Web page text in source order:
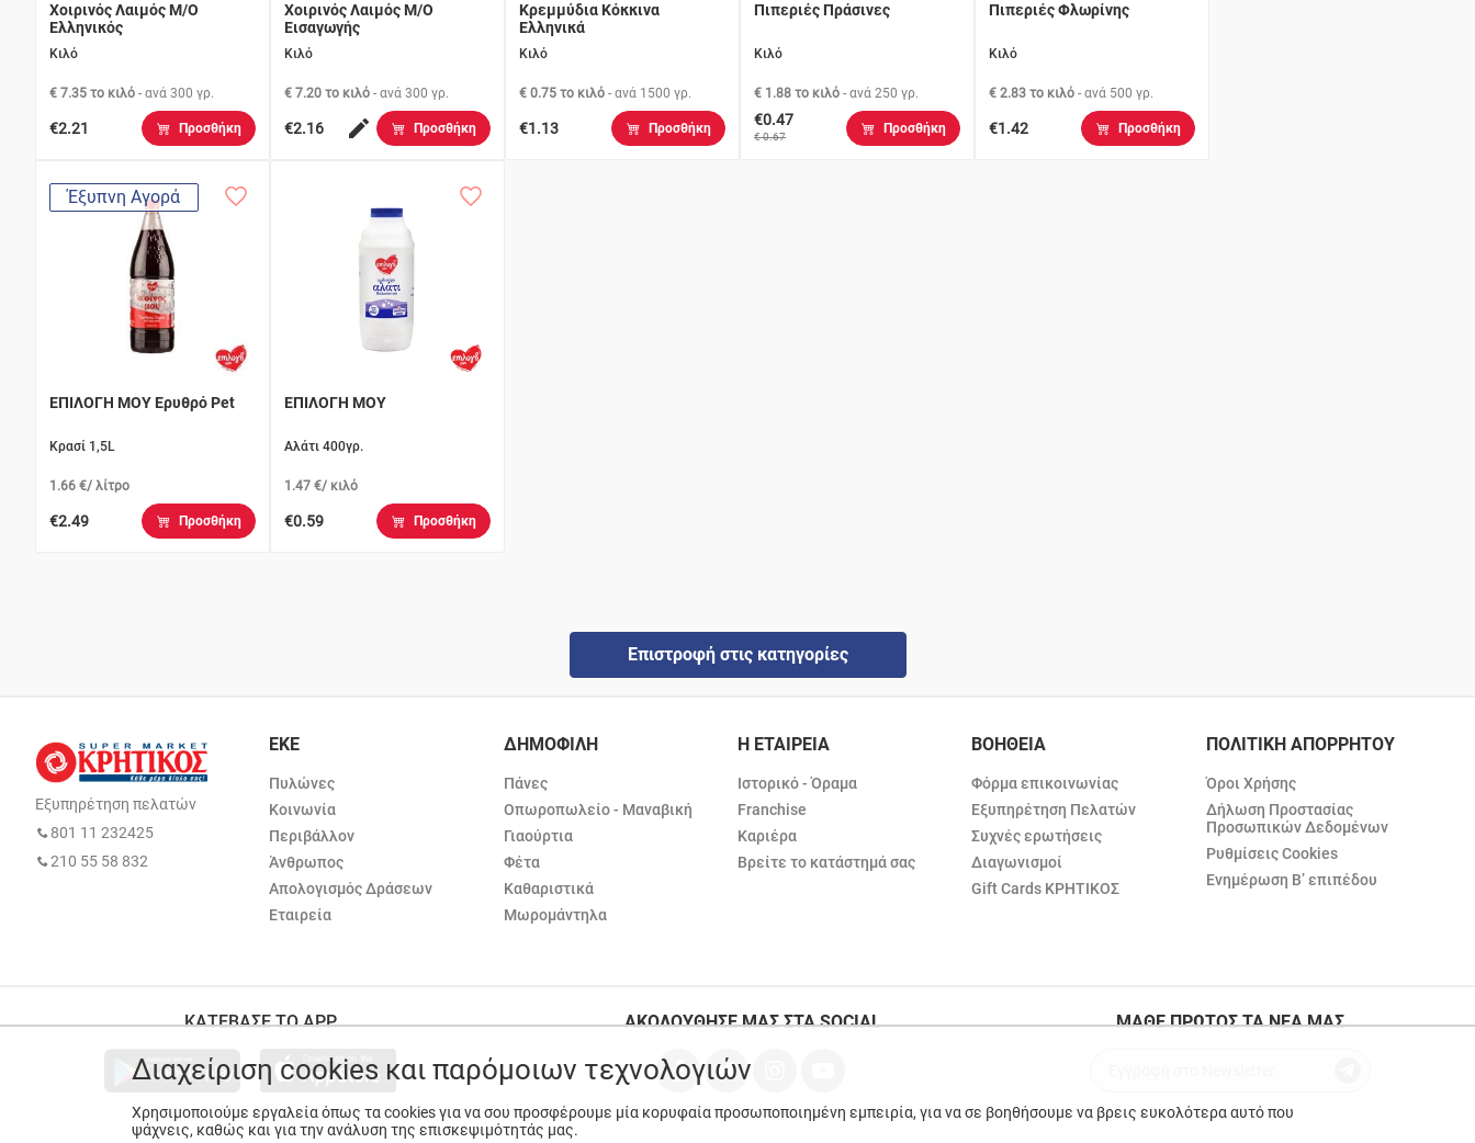
Χοιρινός Λαιμός Μ/Ο
Ελληνικός
Κιλό
€ 7.35 το κιλό - ανά 300 γρ.
€2.21 Προσθήκη
Χοιρινός Λαιμός Μ/Ο
Εισαγωγής
Κιλό
€ 7.20 το κιλό - ανά 300 γρ.
€2.16 Προσθήκη
Κρεμμύδια Κόκκινα
Ελληνικά
Κιλό
€ 0.75 το κιλό - ανά 1500 γρ.
€1.13 Προσθήκη
Πιπεριές Πράσινες
Κιλό
€ 1.88 το κιλό - ανά 250 γρ.
€0.47
€ 0.67
Προσθήκη
Πιπεριές Φλωρίνης
Κιλό
€ 2.83 το κιλό - ανά 500 γρ.
€1.42 Προσθήκη
Έξυπνη Αγορά
ΕΠΙΛΟΓΗ ΜΟΥ Ερυθρό Pet
Κρασί 1,5L
1.66 €/ λίτρο
€2.49 Προσθήκη
ΕΠΙΛΟΓΗ ΜΟΥ
Αλάτι 400γρ.
1.47 €/ κιλό
€0.59 Προσθήκη
Επιστροφή στις κατηγορίες
Εξυπηρέτηση πελατών
801 11 232425
210 55 58 832
ΕΚΕ
Πυλώνες
Κοινωνία
Περιβάλλον
Άνθρωπος
Απολογισμός Δράσεων
Εταιρεία
ΔΗΜΟΦΙΛΗ
Πάνες
Οπωροπωλείο - Μαναβική
Γιαούρτια
Φέτα
Καθαριστικά
Μωρομάντηλα
Η ΕΤΑΙΡΕΙΑ
Ιστορικό - Όραμα
Franchise
Καριέρα
Βρείτε το κατάστημά σας
ΒΟΗΘΕΙΑ
Φόρμα επικοινωνίας
Εξυπηρέτηση Πελατών
Συχνές ερωτήσεις
Διαγωνισμοί
Gift Cards ΚΡΗΤΙΚΟΣ
ΠΟΛΙΤΙΚΗ ΑΠΟΡΡΗΤΟΥ
Όροι Χρήσης
Δήλωση Προστασίας
Προσωπικών Δεδομένων
Ρυθμίσεις Cookies
Ενημέρωση Β’ επιπέδου
ΚΑΤΕΒΑΣΕ ΤΟ APP ΑΚΟΛΟΥΘΗΣΕ ΜΑΣ ΣΤΑ SOCIAL ΜΑΘΕ ΠΡΩΤΟΣ ΤΑ ΝΕΑ ΜΑΣ
Διαχείριση cookies και παρόμοιων τεχνολογιών
Χρησιμοποιούμε εργαλεία όπως τα cookies για να σου προσφέρουμε μία κορυφαία προσωποποιημένη εμπειρία, για να σε βοηθήσουμε να βρεις ευκολότερα αυτό που
ψάχνεις, καθώς και για την ανάλυση της επισκεψιμότητάς μας.